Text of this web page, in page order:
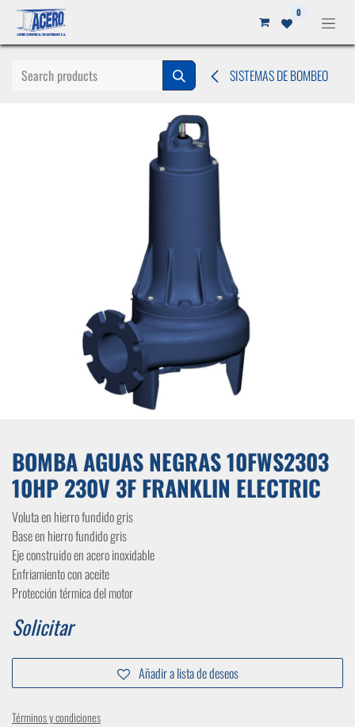
Ir al contenido 0
SISTEMAS DE BOMBEO
BOMBA AGUAS NEGRAS 10FWS2303
10HP 230V 3F FRANKLIN ELECTRIC
Voluta en hierro fundido gris
Base en hierro fundido gris
Eje construido en acero inoxidable
Enfriamiento con aceite
Protección térmica del motor
Solicitar
Añadir a lista de deseos
Términos y condiciones